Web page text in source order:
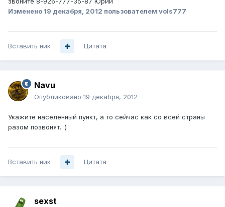
Изменено 19 декабря, 2012 пользователем vols777
Вставить ник Цитата
Navu
Опубликовано 19 декабря, 2012
Укажите населенный пункт, а то сейчас как со всей страны
разом позвонят. :)
Вставить ник Цитата
sexst